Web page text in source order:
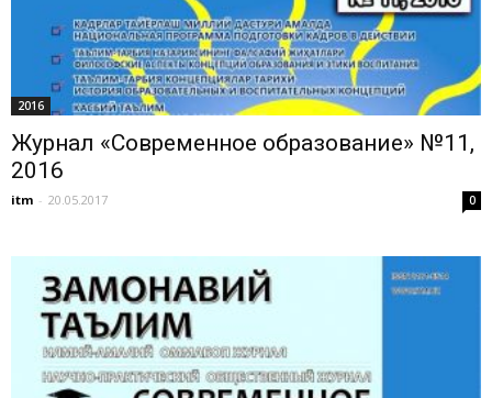
2016
Журнал «Современное образование» №11,
2016
itm - 20.05.2017 0